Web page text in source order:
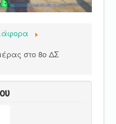
στο 8ο ΔΣ